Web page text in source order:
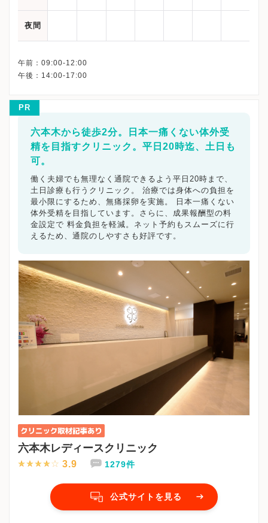
夜間
午前：09:00-12:00
PR
六本木から徒歩2分。日本一痛くない体外受
精を目指すクリニック。平日20時迄、土日も
可。
働く夫婦でも無理なく通院できるよう平日20時まで、
土日診療も行うクリニック。 治療では身体への負担を
最小限にするため、無痛採卵を実施。 日本一痛くない
体外受精を目指しています。さらに、成果報酬型の料
金設定で 料金負担を軽減。ネット予約もスムーズに行
えるため、通院のしやすさも好評です。
六本木レディースクリニック
3.9 1279件
公式サイトを見る